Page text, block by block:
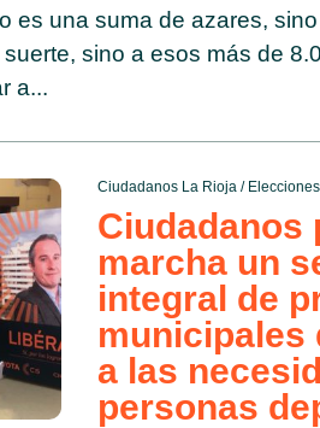
es una suma de azares,
sino a esos más de
a...
Ciudadanos La Rioja/
Ciudadanos
marcha un
integral de
municipales
a las
personas